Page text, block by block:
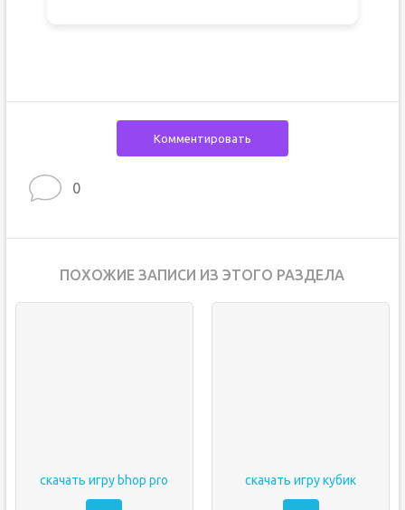
Комментировать
0
ПОХОЖИЕ ЗАПИСИ ИЗ ЭТОГО РАЗДЕЛА
скачать игру bhop pro скачать игру кубик